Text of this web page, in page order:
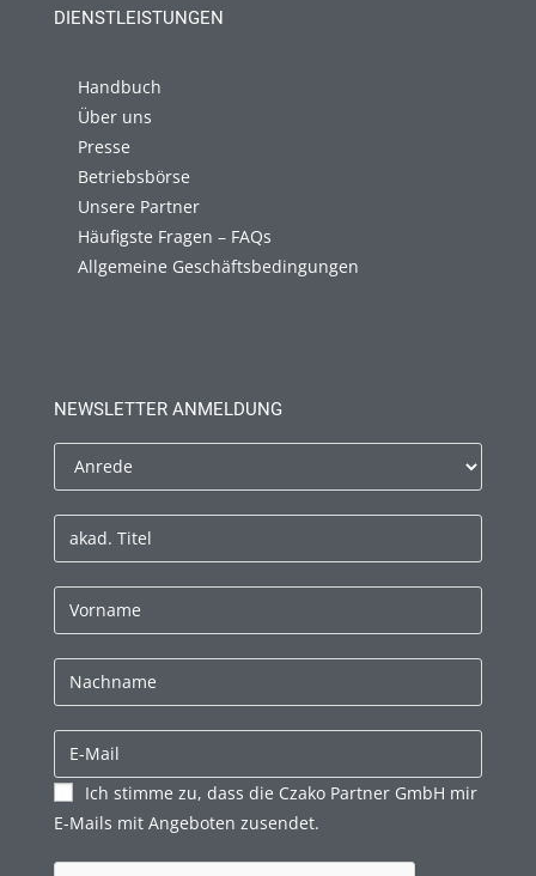
DIENSTLEISTUNGEN
Handbuch
Über uns
Presse
Betriebsbörse
Unsere Partner
Häufigste Fragen – FAQs
Allgemeine Geschäftsbedingungen
NEWSLETTER ANMELDUNG
Ich stimme zu, dass die Czako Partner GmbH mir
E-Mails mit Angeboten zusendet.